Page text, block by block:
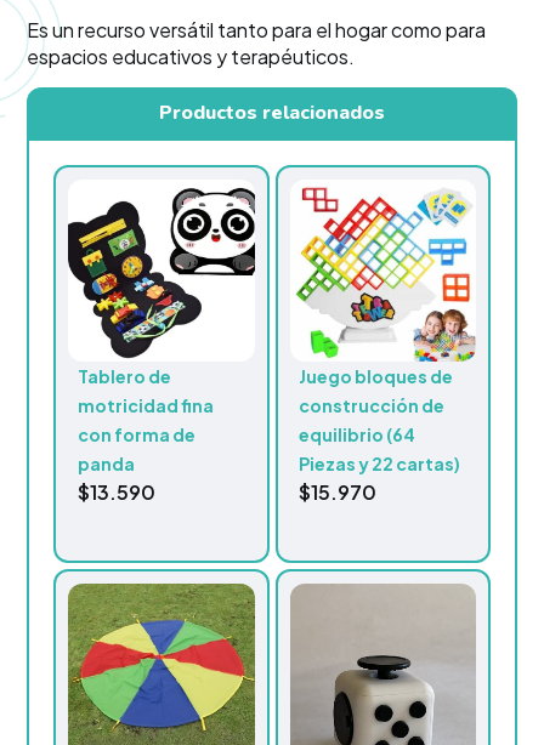
Es un recurso versátil tanto para el hogar como para
espacios educativos y terapéuticos.
Productos relacionados
Tablero de
motricidad fina
con forma de
panda
$13.590
Juego bloques de
construcción de
equilibrio (64
Piezas y 22 cartas)
$15.970